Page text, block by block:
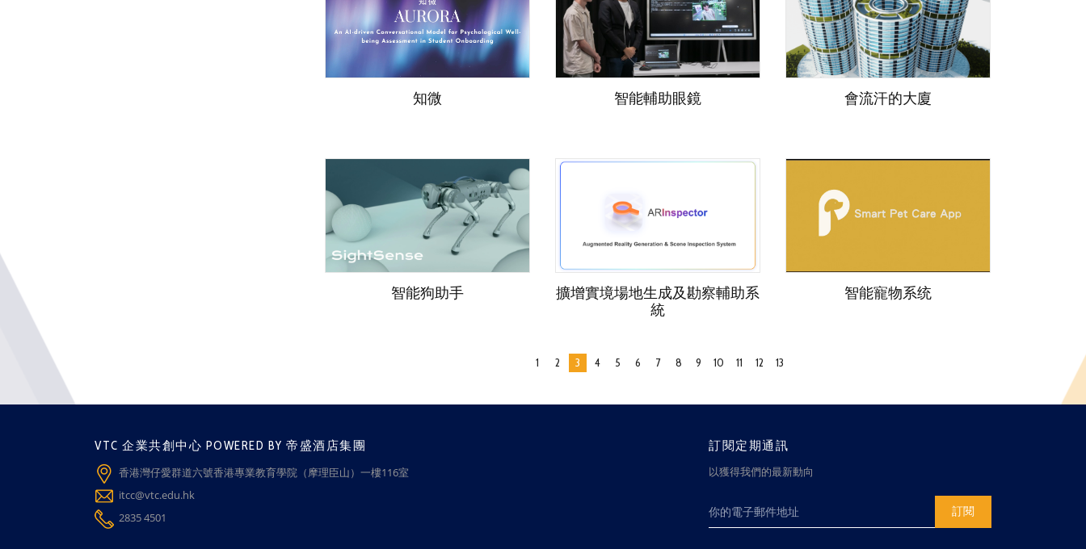
知微 智能輔助眼鏡 會流汗的大廈
智能狗助手
擴增實境場地生成及勘察輔助系
統
智能寵物系统
1 2 3 4 5 6 7 8 9 10 11 12 13
訂閱定期通訊
以獲得我們的最新動向
訂閱
VTC 企業共創中心 POWERED BY 帝盛酒店集團
香港灣仔愛群道六號香港專業教育學院（摩理臣山）一樓116室
itcc@vtc.edu.hk
2835 4501